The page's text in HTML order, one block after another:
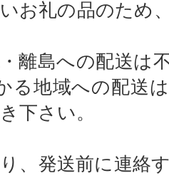
お礼の品のため
離島への配送は
る地域への配送
下さい。
、発送前に連絡